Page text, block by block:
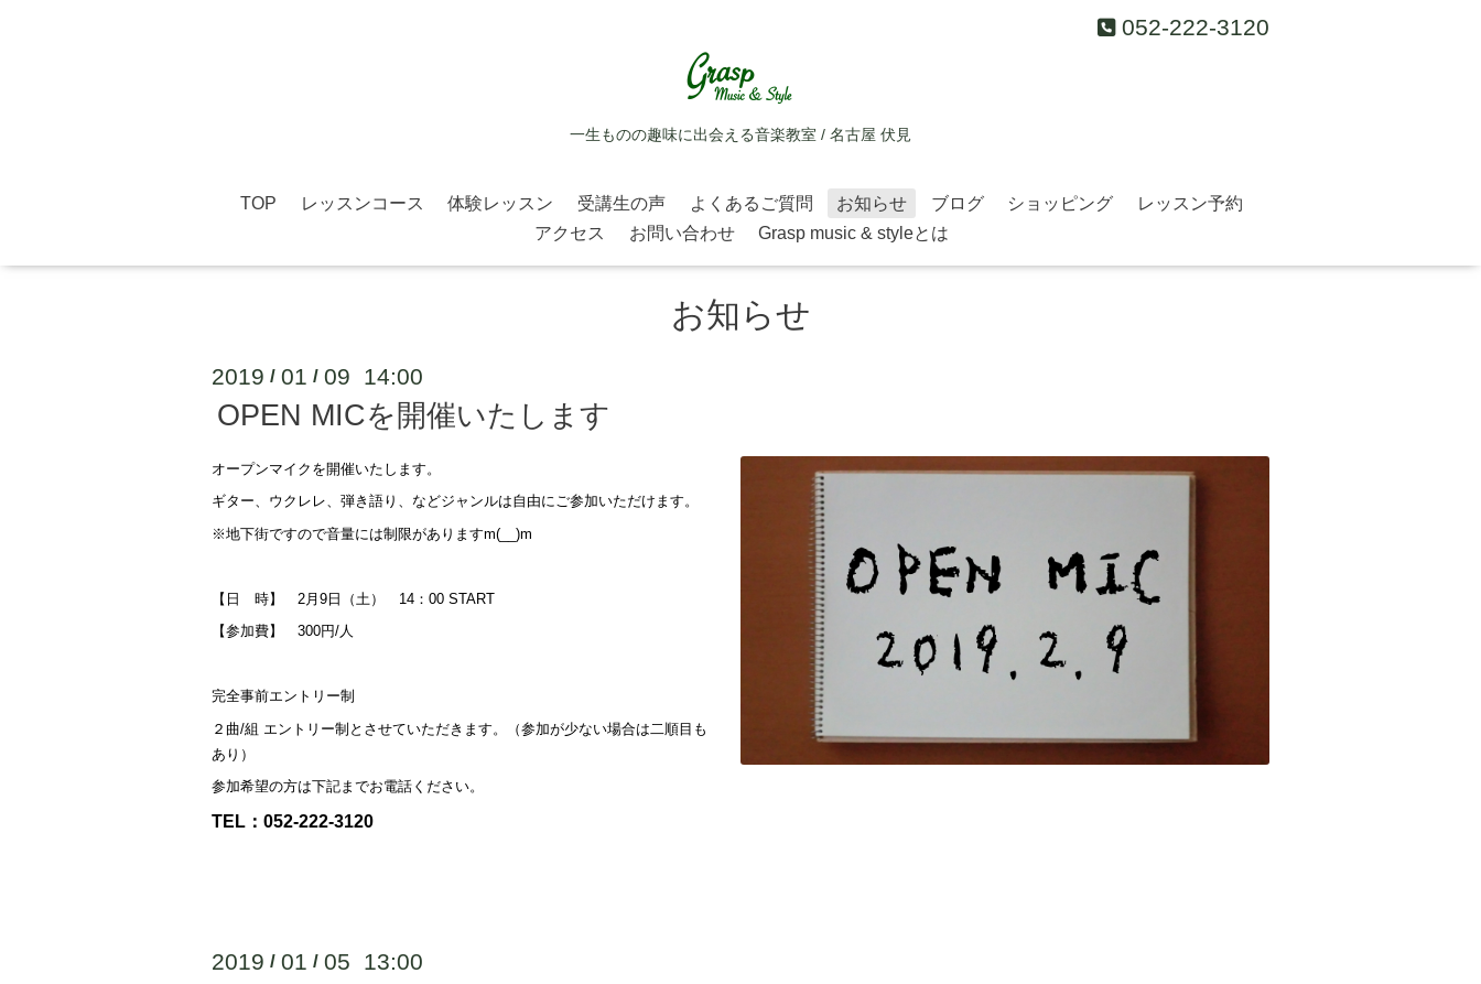
052-222-3120
一生ものの趣味に出会える音楽教室 / 名古屋 伏見
TOP レッスンコース 体験レッスン 受講生の声 よくあるご質問 お知らせ ブログ ショッピング
レッスン予約
アクセス
お問い合わせ Grasp music & styleとは
お知らせ
2019 / 01 / 09 14:00
OPEN MICを開催いたします
オープンマイクを開催いたします。
ギター、ウクレレ、弾き語り、などジャンルは自由にご参加いただけます。
※地下街ですので音量には制限がありますm(__)m
【日 時】 2月9日（土） 14：00 START
【参加費】 300円/人
完全事前エントリー制
２曲/組 エントリー制とさせていただきます。（参加が少ない場合は二順目も
あり）
参加希望の方は下記までお電話ください。
TEL：052-222-3120
2019 / 01 / 05 13:00